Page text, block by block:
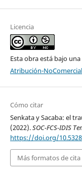
Licencia
Esta obra está bajo
Atribución-
Cómo citar
Senkata y Sacaba: el
(2022).SOC-FCS-IDIS
https://doi.org/
Más formatos de cita